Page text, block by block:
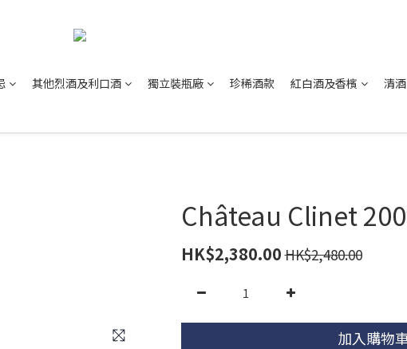
其他烈酒及利口酒 獨立裝瓶廠 珍稀酒款 紅白酒及香檳 清酒
Château Clinet
HK$2,380.00HK$2,480.00
加入購物